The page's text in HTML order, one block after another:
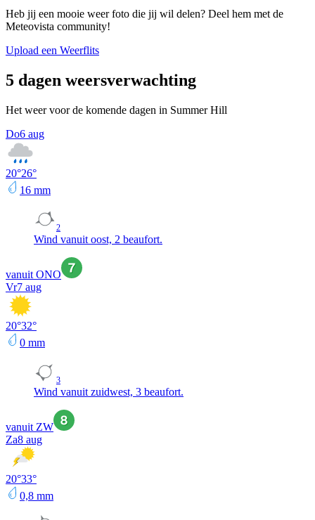
Heb jij een mooie weer foto die jij wil delen? Deel hem met de
Meteovista community!
Upload een Weerflits
5 dagen weersverwachting
Het weer voor de komende dagen in Summer Hill
Do6 aug
20°26°
16 mm
2
Wind vanuit oost, 2 beaufort.
vanuit ONO
Vr7 aug
20°32°
0 mm
3
Wind vanuit zuidwest, 3 beaufort.
vanuit ZW
Za8 aug
20°33°
0,8 mm